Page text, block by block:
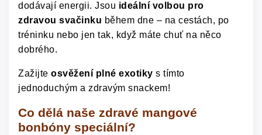
dodávají energii. Jsou ideální volbou pro
zdravou svačinku během dne – na cestách, po
tréninku nebo jen tak, když máte chuť na něco
dobrého.
Zažijte osvěžení plné exotiky s tímto
jednoduchým a zdravým snackem!
Co dělá naše zdravé mangové
bonbóny speciální?